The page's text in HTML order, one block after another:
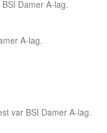
Damer A-lag.
A-lag.
var BSI Damer A-lag.